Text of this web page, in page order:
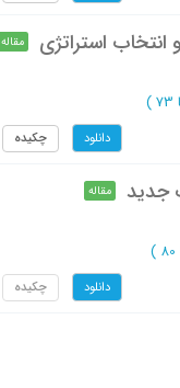
استراتژی مقاله
)
دانلود چکیده
جدید مقاله
)
دانلود چکیده